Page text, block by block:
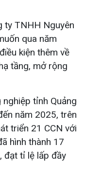
ty TNHH Nguyên
qua năm
kiện thêm về
tầng, mở rộng
tỉnh Quảng
năm 2025, trên
triển 21 CCN với
hình thành 17
đạt tỉ lệ lấp đầy